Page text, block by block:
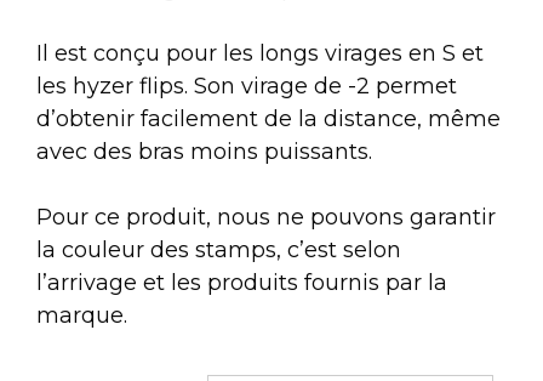
Il est conçu pour les longs virages en S et
les hyzer flips. Son virage de -2 permet
d’obtenir facilement de la distance, même
avec des bras moins puissants.
Pour ce produit, nous ne pouvons garantir
la couleur des stamps, c’est selon
l’arrivage et les produits fournis par la
marque.